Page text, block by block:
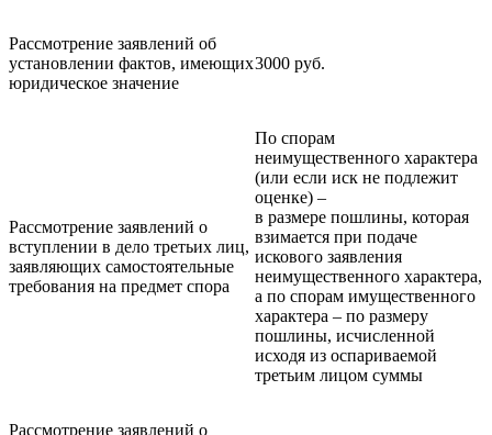
Рассмотрение заявлений об
установлении фактов, имеющих
юридическое значение
3000 руб.
Рассмотрение заявлений o
вступлении в дело третьих лиц,
заявляющих самостоятельные
требования на предмет спора
По спорам
неимущественного характера
(или если иск не подлежит
оценке) –
в размере пошлины, которая
взимается при подаче
искового заявления
неимущественного характера,
а по спорам имущественного
характера – по размеру
пошлины, исчисленной
исходя из оспариваемой
третьим лицом суммы
Рассмотрение заявлений о